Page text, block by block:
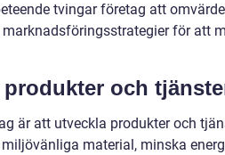
tvingar företag att
för att
och
är att utveckla produkter och
material, minska